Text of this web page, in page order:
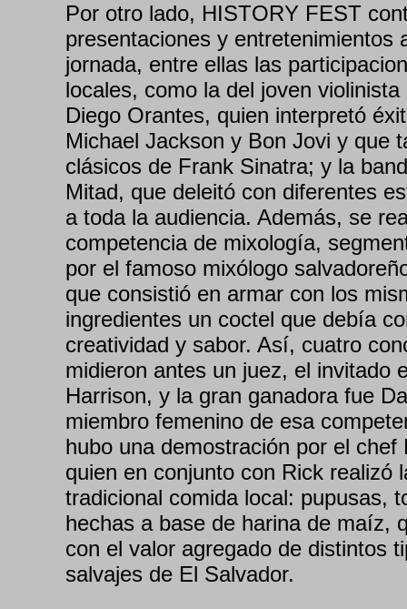
Por otro lado, HISTORY FEST
presentaciones y entretenimientos
jornada, entre ellas las
locales, como la del joven
Diego Orantes, quien interpretó
Michael Jackson y Bon Jovi y que
clásicos de Frank Sinatra; y la
Mitad, que deleitó con diferentes
a toda la audiencia. Además, se
competencia de mixología,
por el famoso mixólogo
que consistió en armar con los
ingredientes un coctel que debía
creatividad y sabor. Así, cuatro
midieron antes un juez, el invitado
Harrison, y la gran ganadora fue
miembro femenino de esa
hubo una demostración por el chef
quien en conjunto con Rick realizó
tradicional comida local: pupusas,
hechas a base de harina de maíz,
con el valor agregado de distintos
salvajes de El Salvador.